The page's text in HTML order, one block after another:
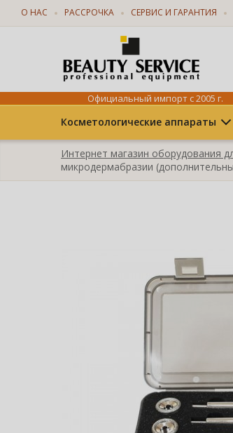
О НАС РАССРОЧКА СЕРВИС И ГАРАНТИЯ
Официальный импорт с 2005 г.
Косметологические аппараты
Интернет магазин оборудования
микродермабразии